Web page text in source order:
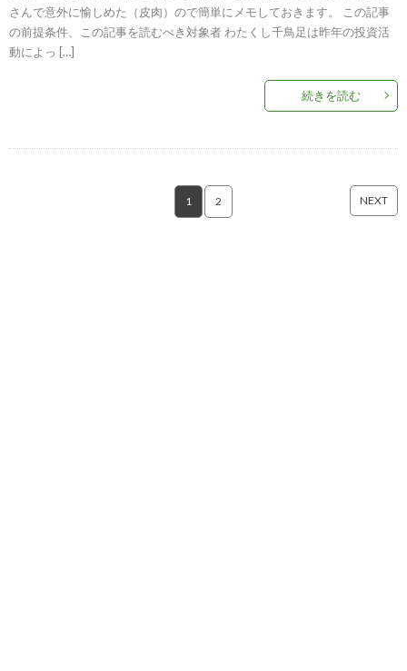
さんで意外に愉しめた（皮肉）ので簡単にメモしておきます。 この記事
の前提条件、この記事を読むべき対象者 わたくし千鳥足は昨年の投資活
動によっ […]
続きを読む
1 2 NEXT